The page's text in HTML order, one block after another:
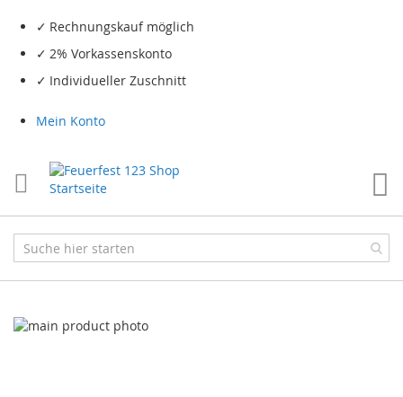
Rechnungskauf möglich
2% Vorkassenskonto
Individueller Zuschnitt
Mein Konto
Skip